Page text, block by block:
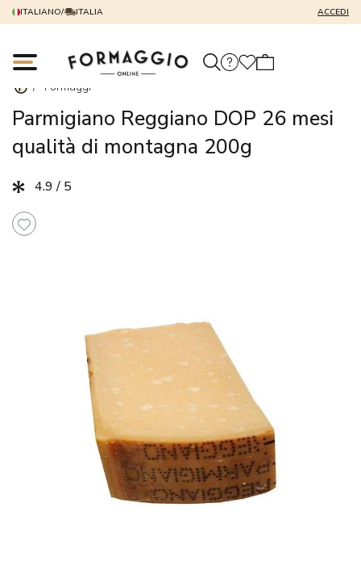
ITALIANO/ ITALIA ACCEDI
/ Formaggi
Parmigiano Reggiano DOP 26 mesi
qualità di montagna 200g
4.9 / 5